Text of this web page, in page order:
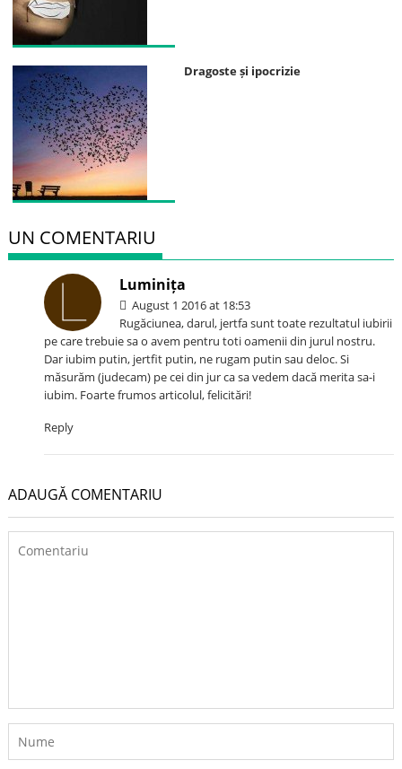
Dragoste și ipocrizie
UN COMENTARIU
Luminița
August 1 2016 at 18:53
Rugăciunea, darul, jertfa sunt toate rezultatul iubirii
pe care trebuie sa o avem pentru toti oamenii din jurul nostru.
Dar iubim putin, jertfit putin, ne rugam putin sau deloc. Si
măsurăm (judecam) pe cei din jur ca sa vedem dacă merita sa-i
iubim. Foarte frumos articolul, felicitări!
Reply
ADAUGĂ COMENTARIU